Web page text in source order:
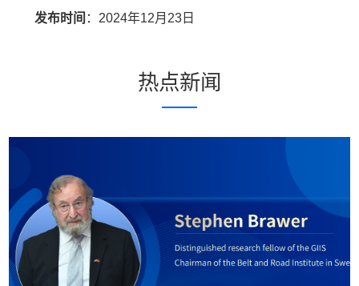
发布时间 ：2024年12月23日
热点新闻